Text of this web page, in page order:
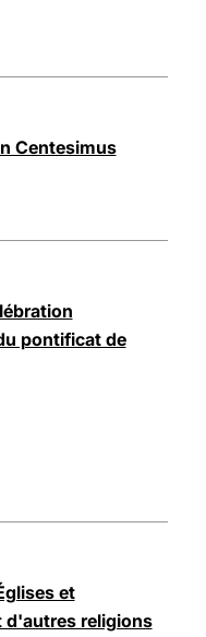
Centesimus
pontificat de
et
d'autres religions